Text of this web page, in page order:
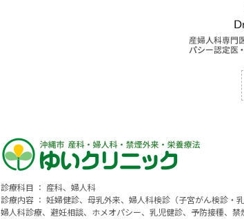
診療科目 ： 産科、婦人科
診療内容 ： 妊婦健診、母乳外来、婦人科検診（子宮がん検診・
婦人科診療、避妊相談、ホメオパシー、乳児健診、予防接種、禁